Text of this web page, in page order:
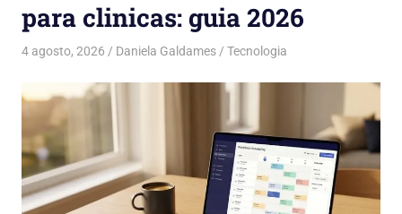
para clinicas: guia 2026
4 agosto, 2026 Daniela Galdames Tecnologia